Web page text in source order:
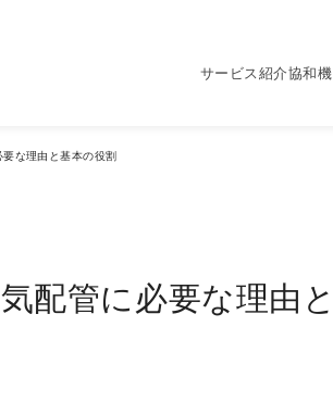
サービス紹介協和
な理由と基本の役割
配管に必要な理由